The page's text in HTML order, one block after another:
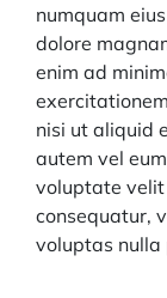
numquam
dolore
enim ad
nisi ut aliquid
autem vel
voluptate velit
consequatur,
voluptas nulla